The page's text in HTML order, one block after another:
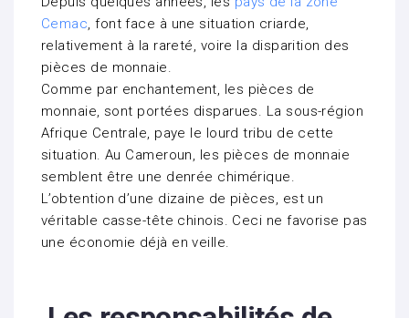
Cemac, font face à une situation criarde,
relativement à la rareté, voire la disparition des
pièces de monnaie.
Comme par enchantement, les pièces de
monnaie, sont portées disparues. La sous-région
Afrique Centrale, paye le lourd tribu de cette
situation. Au Cameroun, les pièces de monnaie
semblent être une denrée chimérique.
L’obtention d’une dizaine de pièces, est un
véritable casse-tête chinois. Ceci ne favorise pas
une économie déjà en veille.